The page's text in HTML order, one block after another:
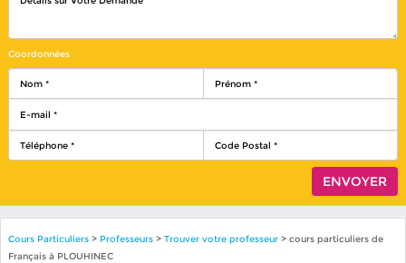
Coordonnées
Cours Particuliers> Professeurs > Trouver votre professeur> cours particuliers de
Français à PLOUHINEC